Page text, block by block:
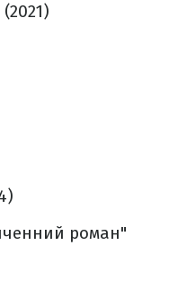
роман"